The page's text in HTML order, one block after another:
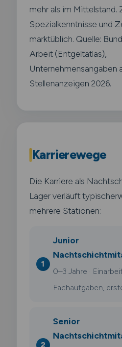
mehr als im Mittelstand.
Spezialkenntnisse und
marktüblich. Quelle:
Arbeit (Entgeltatlas),
Unternehmensangaben
Stellenanzeigen 2026.
Karrierewege
Die Karriere als
Lager verläuft
mehrere Stationen:
Junior
0–3 Jahre ·
Fachaufgaben,
Senior